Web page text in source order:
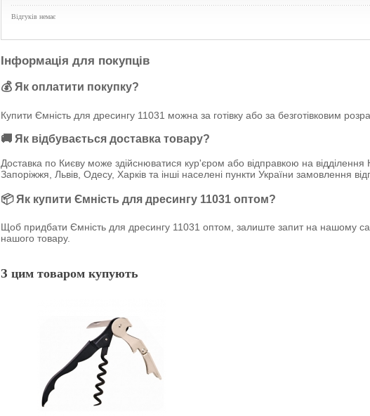
Відгуків немає
Інформація для покупців
💰 Як оплатити покупку?
Купити Ємність для дресингу 11031 можна за готівку або за безготівковим
🚚 Як відбувається доставка товару?
Доставка по Києву може здійснюватися кур'єром або відправкою на
Запоріжжя, Львів, Одесу, Харків та інші населені пункти України замовлення
📦 Як купити Ємність для дресингу 11031 оптом?
Щоб придбати Ємність для дресингу 11031 оптом, залиште запит на нашому
нашого товару.
З цим товаром купують